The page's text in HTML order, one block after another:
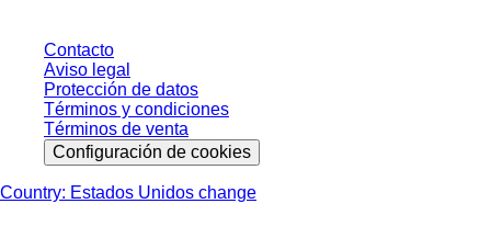
Contacto
Aviso legal
Protección de datos
Términos y condiciones
Términos de venta
Configuración de cookies
Country: Estados Unidos change